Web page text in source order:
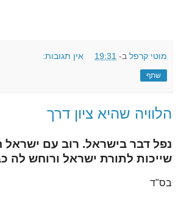
מוטי קרפל ב- 19:31 אין תגובות:
שתף
הלוויה שהיא ציון דרך
נפל דבר בישראל. רוב עם ישראל
שייכות לתורת ישראל ורוחש לה
בס"ד